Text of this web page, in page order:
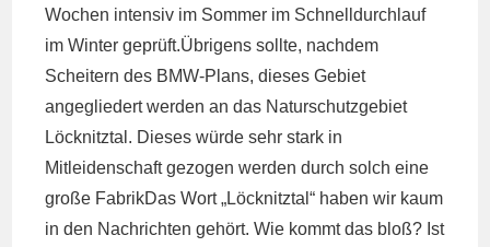
Wochen intensiv im Sommer im Schnelldurchlauf
im Winter geprüft.Übrigens sollte, nachdem
Scheitern des BMW-Plans, dieses Gebiet
angegliedert werden an das Naturschutzgebiet
Löcknitztal. Dieses würde sehr stark in
Mitleidenschaft gezogen werden durch solch eine
große FabrikDas Wort „Löcknitztal“ haben wir kaum
in den Nachrichten gehört. Wie kommt das bloß? Ist